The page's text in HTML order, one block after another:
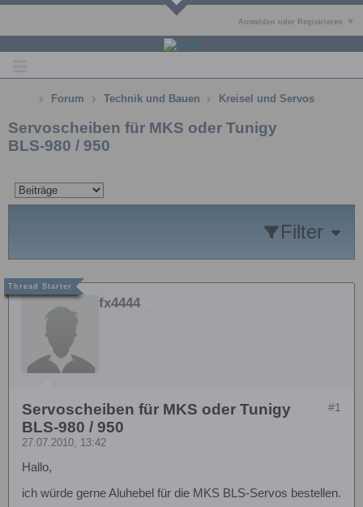
Anmelden oder Registrieren
Forum Technik und Bauen Kreisel und Servos
Servoscheiben für MKS oder Tunigy
BLS-980 / 950
Filter
fx4444
#1
Servoscheiben für MKS oder Tunigy
BLS-980 / 950
27.07.2010, 13:42
Hallo,
ich würde gerne Aluhebel für die MKS BLS-Servos bestellen.